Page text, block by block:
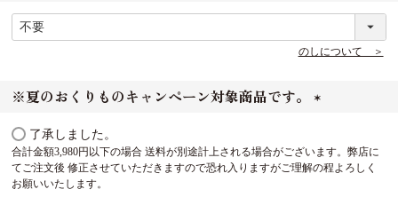
(
必
のしについて ＞
※夏のおくりものキャンペーン対象商品です。
必
須
了承しました。
合計金額3,980円以下の場合 送料が別途計上される場合がございます。弊店に
てご注文後 修正させていただきますので恐れ入りますがご理解の程よろしく
お願いいたします。